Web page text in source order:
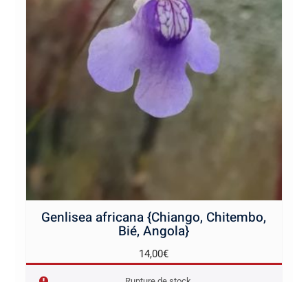
Genlisea africana {Chiango, Chitembo,
Bié, Angola}
14,00€